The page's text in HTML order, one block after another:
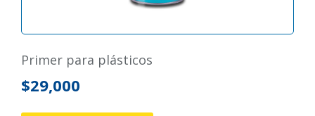
primer para plásticos
$29,000